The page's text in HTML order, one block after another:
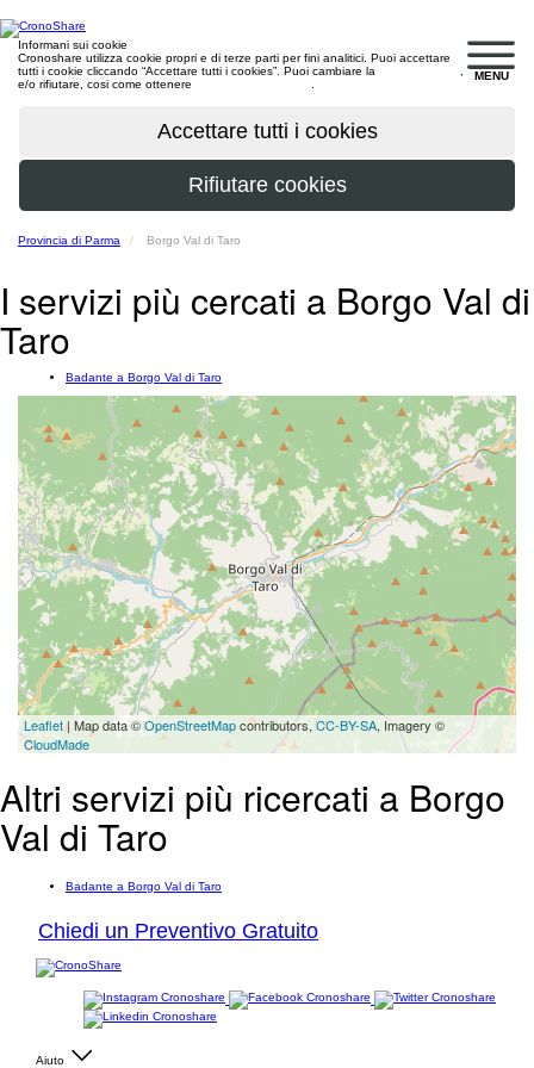
MENU
Informani sui cookie
Cronoshare utilizza cookie propri e di terze parti per fini analitici. Puoi accettare
tutti i cookie cliccando “Accettare tutti i cookies”. Puoi cambiare la
e/o rifiutare, cosi come ottenere
Provincia di Parma Borgo Val di Taro
I servizi più cercati a Borgo Val di
Taro
Badante a Borgo Val di Taro
Leaflet| Map data ©OpenStreetMapcontributors, CC-BY-SA, Imagery ©
CloudMade
Altri servizi più ricercati a Borgo
Val di Taro
Badante a Borgo Val di Taro
Chiedi un Preventivo Gratuito
Aiuto